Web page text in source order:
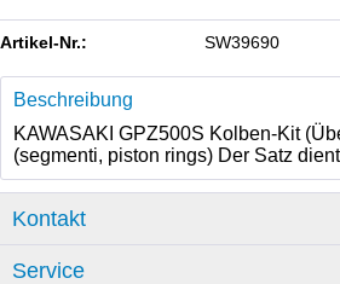
Artikel-Nr.: SW39690
Beschreibung
KAWASAKI GPZ500S Kolben-Kit
(segmenti, piston rings) Der Satz
Kontakt
Service